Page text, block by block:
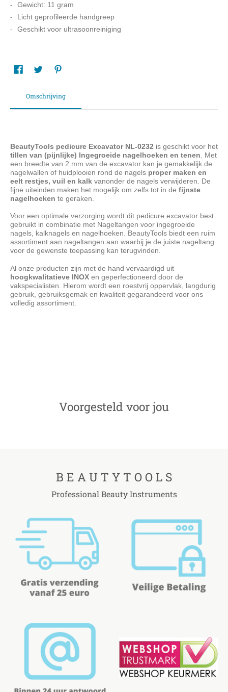
Gewicht: 11 gram
Licht geprofileerde handgreep
Geschikt voor ultrasoonreiniging
Omschrijving
BeautyTools pedicure Excavator NL-0232 is geschikt voor het
tillen van (pijnlijke) Ingegroeide nagelhoeken en tenen . Met
een breedte van 2 mm van de excavator kan je gemakkelijk de
nagelwallen of huidplooien rond de nagels proper maken en
eelt restjes, vuil en kalk vanonder de nagels verwijderen. De
fijne uiteinden maken het mogelijk om zelfs tot in de fijnste
nagelhoeken te geraken.
Voor een optimale verzorging wordt dit pedicure excavator best
gebruikt in combinatie met Nageltangen voor ingegroeide
nagels, kalknagels en nagelhoeken. BeautyTools biedt een ruim
assortiment aan nageltangen aan waarbij je de juiste nageltang
voor de gewenste toepassing kan terugvinden.
Al onze producten zijn met de hand vervaardigd uit
hoogkwalitatieve INOX en geperfectioneerd door de
vakspecialisten. Hierom wordt een roestvrij oppervlak, langdurig
gebruik, gebruiksgemak en kwaliteit gegarandeerd voor ons
volledig assortiment.
Voorgesteld voor jou
B E A U T Y T O O L S
Professional Beauty Instruments